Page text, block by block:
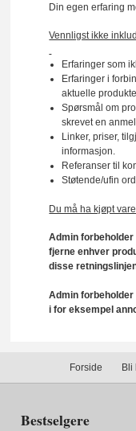
Din egen erfaring
Vennligst ikke
Erfaringer som
Erfaringer i
aktuelle
Spørsmål om
skrevet en
Linker, priser,
informasjon.
Referanser til
Støtende/ufin
Du må ha kjøpt
Admin
fjerne enhver
disse
Admin
i for eksempel
Forside Bli
Bestselgere